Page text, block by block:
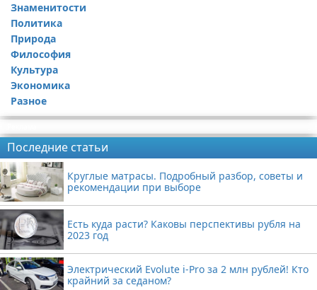
Знаменитости
Политика
Природа
Философия
Культура
Экономика
Разное
Последние статьи
Круглые матрасы. Подробный разбор, советы и
рекомендации при выборе
Есть куда расти? Каковы перспективы рубля на
2023 год
Электрический Evolute i-Pro за 2 млн рублей! Кто
крайний за седаном?